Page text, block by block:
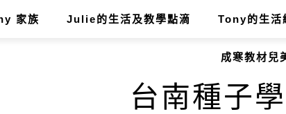
家族 Julie的生活及教學點滴 Tony的生活
成寒教材兒
台南種子